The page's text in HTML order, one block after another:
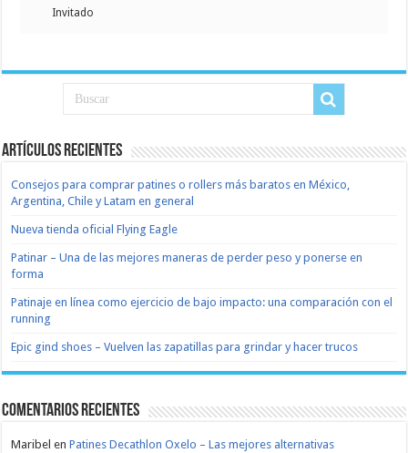
Invitado
Artículos recientes
Consejos para comprar patines o rollers más baratos en México,
Argentina, Chile y Latam en general
Nueva tienda oficial Flying Eagle
Patinar – Una de las mejores maneras de perder peso y ponerse en
forma
Patinaje en línea como ejercicio de bajo impacto: una comparación con el
running
Epic gind shoes – Vuelven las zapatillas para grindar y hacer trucos
Comentarios recientes
Maribel enPatines Decathlon Oxelo – Las mejores alternativas